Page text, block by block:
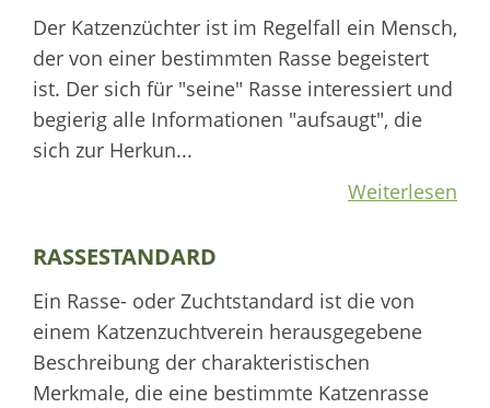
Der Katzenzüchter ist im Regelfall ein Mensch,
der von einer bestimmten Rasse begeistert
ist. Der sich für "seine" Rasse interessiert und
begierig alle Informationen "aufsaugt", die
sich zur Herkun...
Weiterlesen
RASSESTANDARD
Ein Rasse- oder Zuchtstandard ist die von
einem Katzenzuchtverein herausgegebene
Beschreibung der charakteristischen
Merkmale, die eine bestimmte Katzenrasse